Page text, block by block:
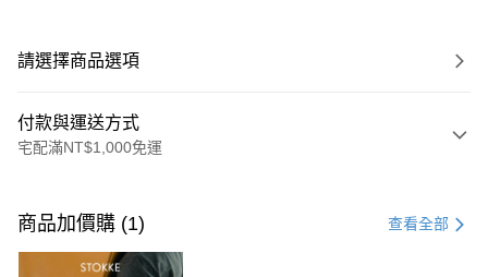
請選擇商品選項
付款與運送方式
宅配滿NT$1,000免運
信用卡一次付款
LINE Pay
商品加價購 (1) 查看全部